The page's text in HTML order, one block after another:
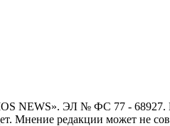
NEWS». ЭЛ № ФС 77 - 68927.
Мнение редакции может не